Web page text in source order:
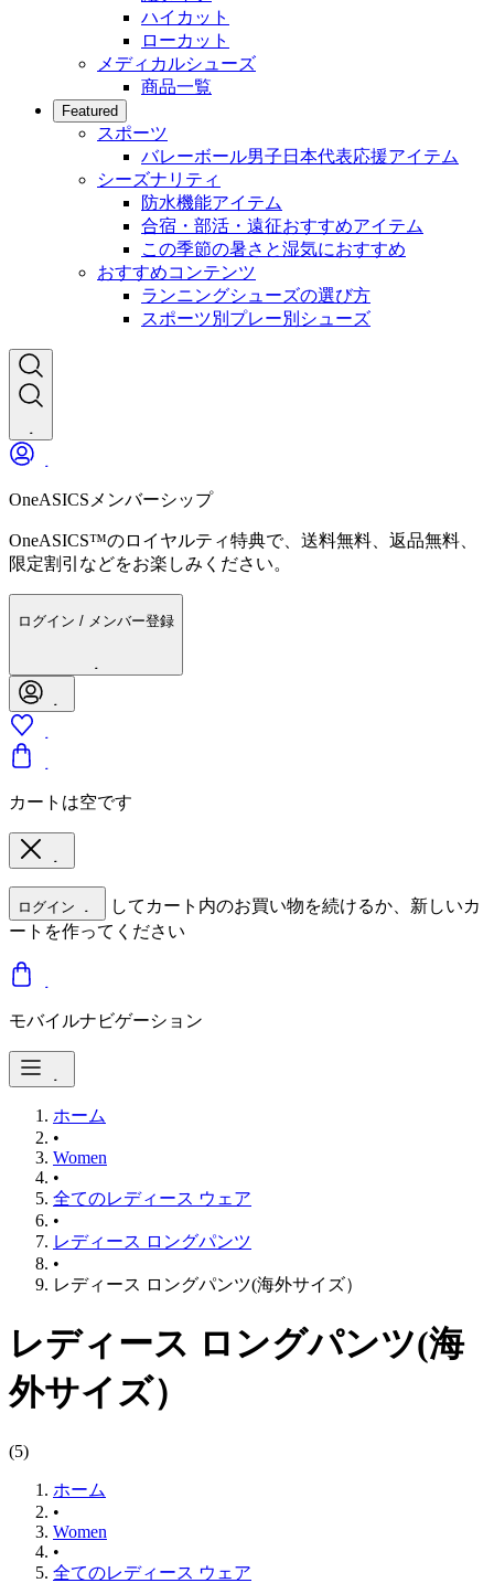
ハイカット
ローカット
メディカルシューズ
商品一覧
Featured
スポーツ
バレーボール男子日本代表応援アイテム
シーズナリティ
防水機能アイテム
合宿・部活・遠征おすすめアイテム
この季節の暑さと湿気におすすめ
おすすめコンテンツ
ランニングシューズの選び方
スポーツ別プレー別シューズ
OneASICSメンバーシップ
OneASICS™のロイヤルティ特典で、送料無料、返品無料、
限定割引などをお楽しみください。
ログイン / メンバー登録
カートは空です
ログイン
してカート内のお買い物を続けるか、新しいカ
ートを作ってください
モバイルナビゲーション
ホーム
•
Women
•
全てのレディース ウェア
•
レディース ロングパンツ
•
レディース ロングパンツ(海外サイズ）
レディース ロングパンツ(海
外サイズ）
(5)
ホーム
•
Women
•
全てのレディース ウェア